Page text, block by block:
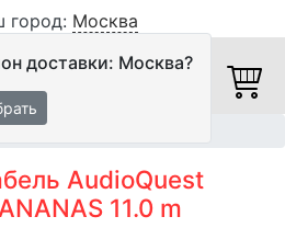
город: Москва
доставки: Москва?
AudioQuest
11.0 m